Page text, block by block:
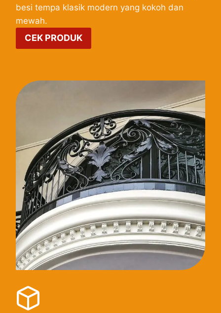
besi tempa klasik modern yang kokoh dan
mewah.
CEK PRODUK